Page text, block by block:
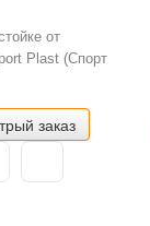
от
Plast (Спорт
на ногах-
живую птицу
ворона с
и детальной
заказ